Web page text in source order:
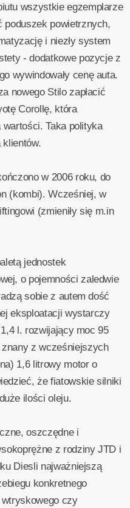
wszystkie egzemplarze
poduszek powietrznych,
i niezły system
- dodatkowe pozycje z
wywindowały cenę auta.
nowego Stilo zapłacić
Corollę, która
wartości. Taka polityka
klientów.
w 2006 roku, do
(kombi). Wcześniej, w
(zmieniły się m.in
jednostek
o pojemności zaledwie
sobie z autem dość
eksploatacji wystarczy
l. rozwijający moc 95
z wcześniejszych
1,6 litrowy motor o
że fiatowskie silniki
ilości oleju.
oszczędne i
z rodziny JTD i
Diesli najważniejszą
konkretnego
wtryskowego czy